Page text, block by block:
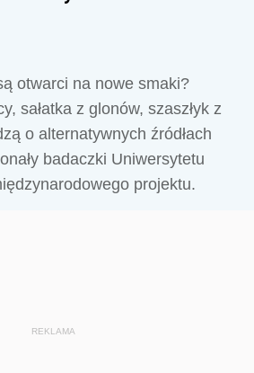
otwarci na nowe smaki?
sałatka z glonów, szaszłyk z
o alternatywnych źródłach
badaczki Uniwersytetu
projektu.
REKLAMA